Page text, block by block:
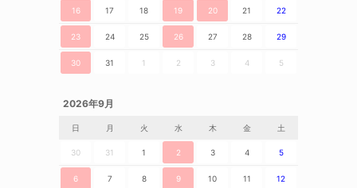
16 17 18 19 20 21 22
23 24 25 26 27 28 29
30 31 1 2 3 4 5
2026年9月
日 月 火 水 木 金 土
30 31 1 2 3 4 5
6 7 8 9 10 11 12